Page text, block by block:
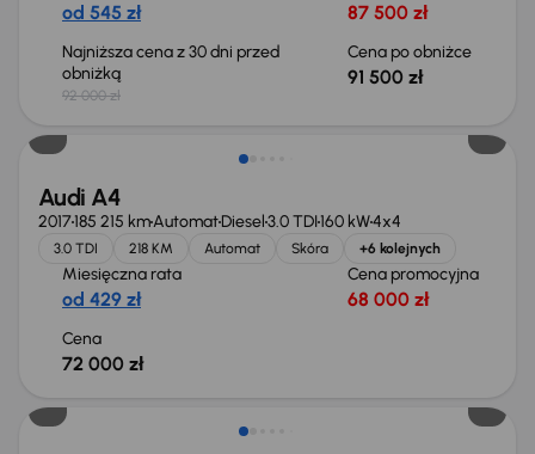
od 545 zł 87 500 zł
Najniższa cena z 30 dni przed
obniżką
92 000 zł
Cena po obniżce
91 500 zł
Audi A4
2017185 215 kmAutomatDiesel3.0 TDI160 kW4x4
3.0 TDI 218 KM Automat Skóra +6 kolejnych
Miesięczna rata
od 429 zł
Cena promocyjna
68 000 zł
Cena
72 000 zł